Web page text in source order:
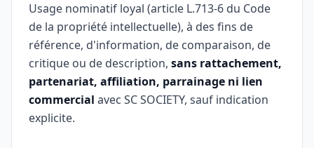
Usage nominatif loyal (article L.713-6 du Code
de la propriété intellectuelle), à des fins de
référence, d'information, de comparaison, de
critique ou de description, sans rattachement,
partenariat, affiliation, parrainage ni lien
commercial avec SC SOCIETY, sauf indication
explicite.